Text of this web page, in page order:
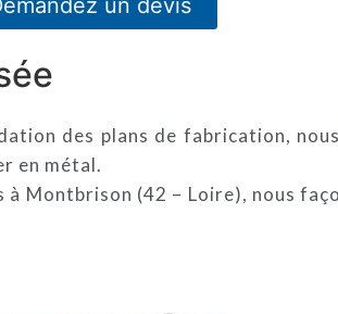
des plans de fabrication,
en métal.
Montbrison (42 – Loire), nous